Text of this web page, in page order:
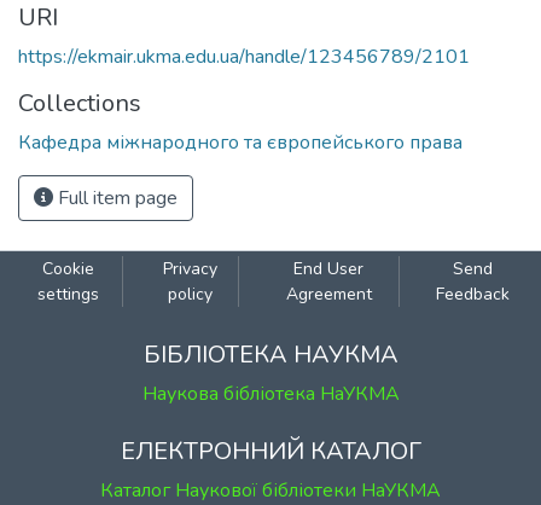
URI
https://ekmair.ukma.edu.ua/handle/123456789/2101
Collections
Кафедра міжнародного та європейського права
Full item page
Cookie
settings
Privacy
policy
End User
Agreement
Send
Feedback
БІБЛІОТЕКА НАУКМА
Наукова бібліотека НаУКМА
ЕЛЕКТРОННИЙ КАТАЛОГ
Каталог Наукової бібліотеки НаУКМА